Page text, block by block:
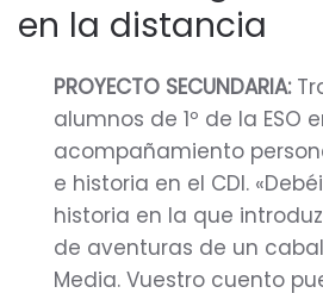
en la distancia
PROYECTO SECUNDARIA:
alumnos de 1º de la ESO
acompañamiento
e historia en el CDI.
historia en la que
de aventuras de un
Media. Vuestro cuento